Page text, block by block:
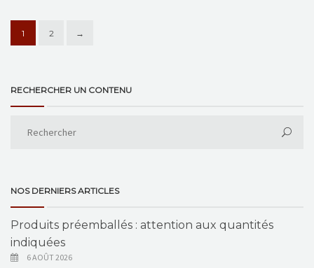
1 2 →
RECHERCHER UN CONTENU
NOS DERNIERS ARTICLES
Produits préemballés : attention aux quantités
indiquées
6 AOÛT 2026